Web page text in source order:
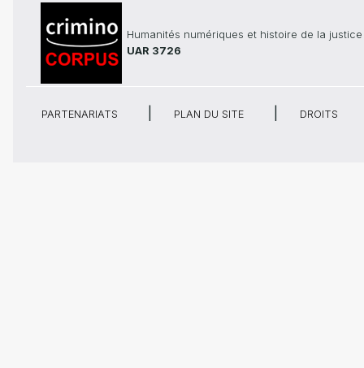
Humanités numériques et histoire de la justice
UAR 3726
PARTENARIATS PLAN DU SITE DROITS